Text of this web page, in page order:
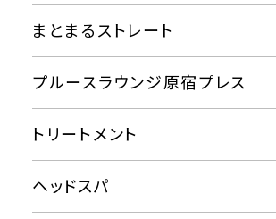
まとまるストレート
プルースラウンジ原宿プレス
トリートメント
ヘッドスパ